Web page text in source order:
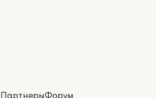
ПартнерыФорум